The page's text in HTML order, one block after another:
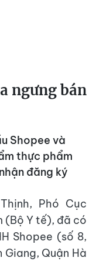
ngưng bán
Shopee và
thực phẩm
đăng ký
Phó Cục
(Bộ Y tế), đã có
Shopee (số 8,
Quận Hà